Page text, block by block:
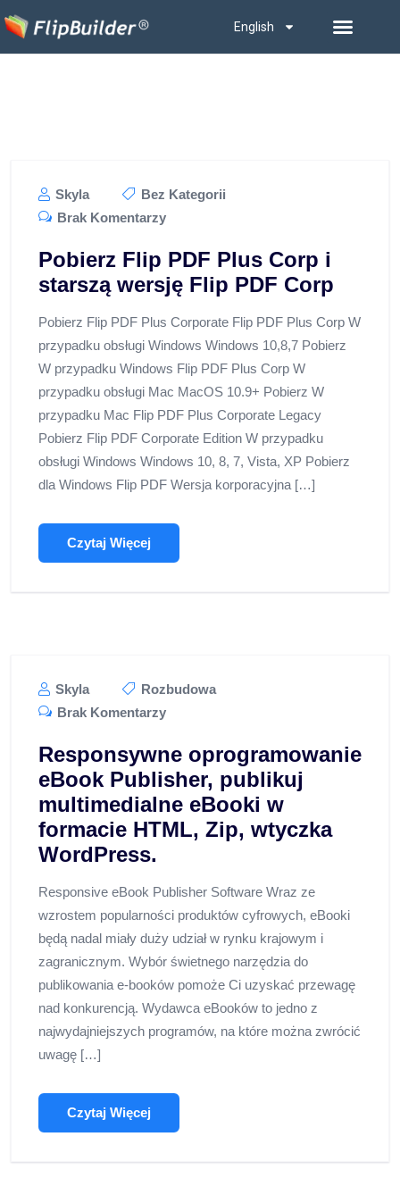
English
Skyla
Bez Kategorii
Brak Komentarzy
Pobierz Flip PDF Plus Corp i
starszą wersję Flip PDF Corp
Pobierz Flip PDF Plus Corporate Flip PDF Plus Corp W
przypadku obsługi Windows Windows 10,8,7 Pobierz
W przypadku Windows Flip PDF Plus Corp W
przypadku obsługi Mac MacOS 10.9+ Pobierz W
przypadku Mac Flip PDF Plus Corporate Legacy
Pobierz Flip PDF Corporate Edition W przypadku
obsługi Windows Windows 10, 8, 7, Vista, XP Pobierz
dla Windows Flip PDF Wersja korporacyjna […]
Czytaj Więcej
Skyla
Rozbudowa
Brak Komentarzy
Responsywne oprogramowanie
eBook Publisher, publikuj
multimedialne eBooki w
formacie HTML, Zip, wtyczka
WordPress.
Responsive eBook Publisher Software Wraz ze
wzrostem popularności produktów cyfrowych, eBooki
będą nadal miały duży udział w rynku krajowym i
zagranicznym. Wybór świetnego narzędzia do
publikowania e-booków pomoże Ci uzyskać przewagę
nad konkurencją. Wydawca eBooków to jedno z
najwydajniejszych programów, na które można zwrócić
uwagę […]
Czytaj Więcej